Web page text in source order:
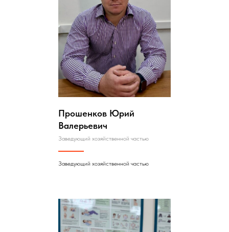
Прошенков Юрий
Валерьевич
Заведующий хозяйственной частью
Заведующий хозяйственной частью